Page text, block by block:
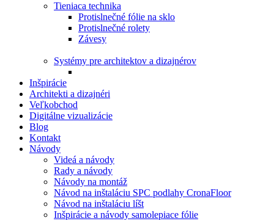
Tieniaca technika
Protislnečné fólie na sklo
Protislnečné rolety
Závesy
Systémy pre architektov a dizajnérov
Inšpirácie
Architekti a dizajnéri
Veľkobchod
Digitálne vizualizácie
Blog
Kontakt
Návody
Videá a návody
Rady a návody
Návody na montáž
Návod na inštaláciu SPC podlahy CronaFloor
Návod na inštaláciu líšt
Inšpirácie a návody samolepiace fólie